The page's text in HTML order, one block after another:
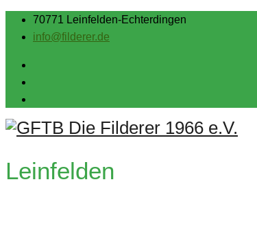
70771 Leinfelden-Echterdingen
info@filderer.de
Leinfelden